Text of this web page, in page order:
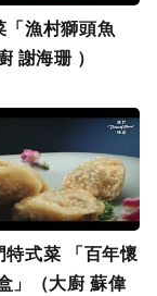
「漁村獅頭魚
謝海珊 ）
特式菜 「百年懷
」（大廚 蘇偉